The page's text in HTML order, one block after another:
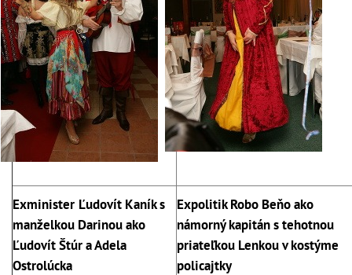
Exminister Ľudovít Kaník s
manželkou Darinou ako
Ľudovít Štúr a Adela
Ostrolúcka
Expolitik Robo Beňo ako
námorný kapitán s tehotnou
priateľkou Lenkou v kostýme
policajtky